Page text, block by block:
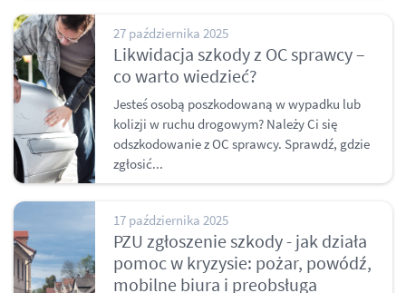
27 października 2025
Likwidacja szkody z OC sprawcy –
co warto wiedzieć?
Jesteś osobą poszkodowaną w wypadku lub
kolizji w ruchu drogowym? Należy Ci się
odszkodowanie z OC sprawcy. Sprawdź, gdzie
zgłosić...
17 października 2025
PZU zgłoszenie szkody - jak działa
pomoc w kryzysie: pożar, powódź,
mobilne biura i preobsługa